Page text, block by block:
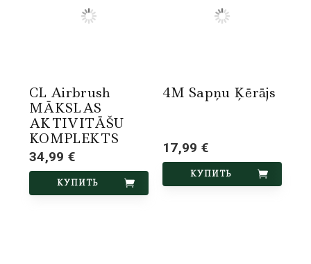
CL Airbrush
MĀKSLAS
AKTIVITĀŠU
KOMPLEKTS
34,99 €
КУПИТЬ
4M Sapņu Ķērājs
17,99 €
КУПИТЬ